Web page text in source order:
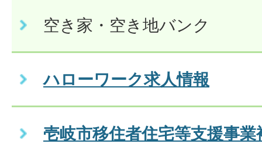
空き家・空き地バンク
ハローワーク求人情報
壱岐市移住者住宅等支援事